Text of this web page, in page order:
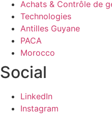
Achats & Contrôle de
Technologies
Antilles Guyane
PACA
Morocco
Social
LinkedIn
Instagram